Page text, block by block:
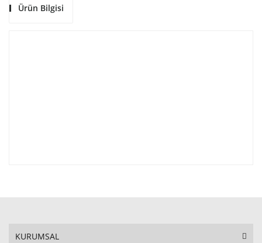
Ürün Bilgisi
KURUMSAL